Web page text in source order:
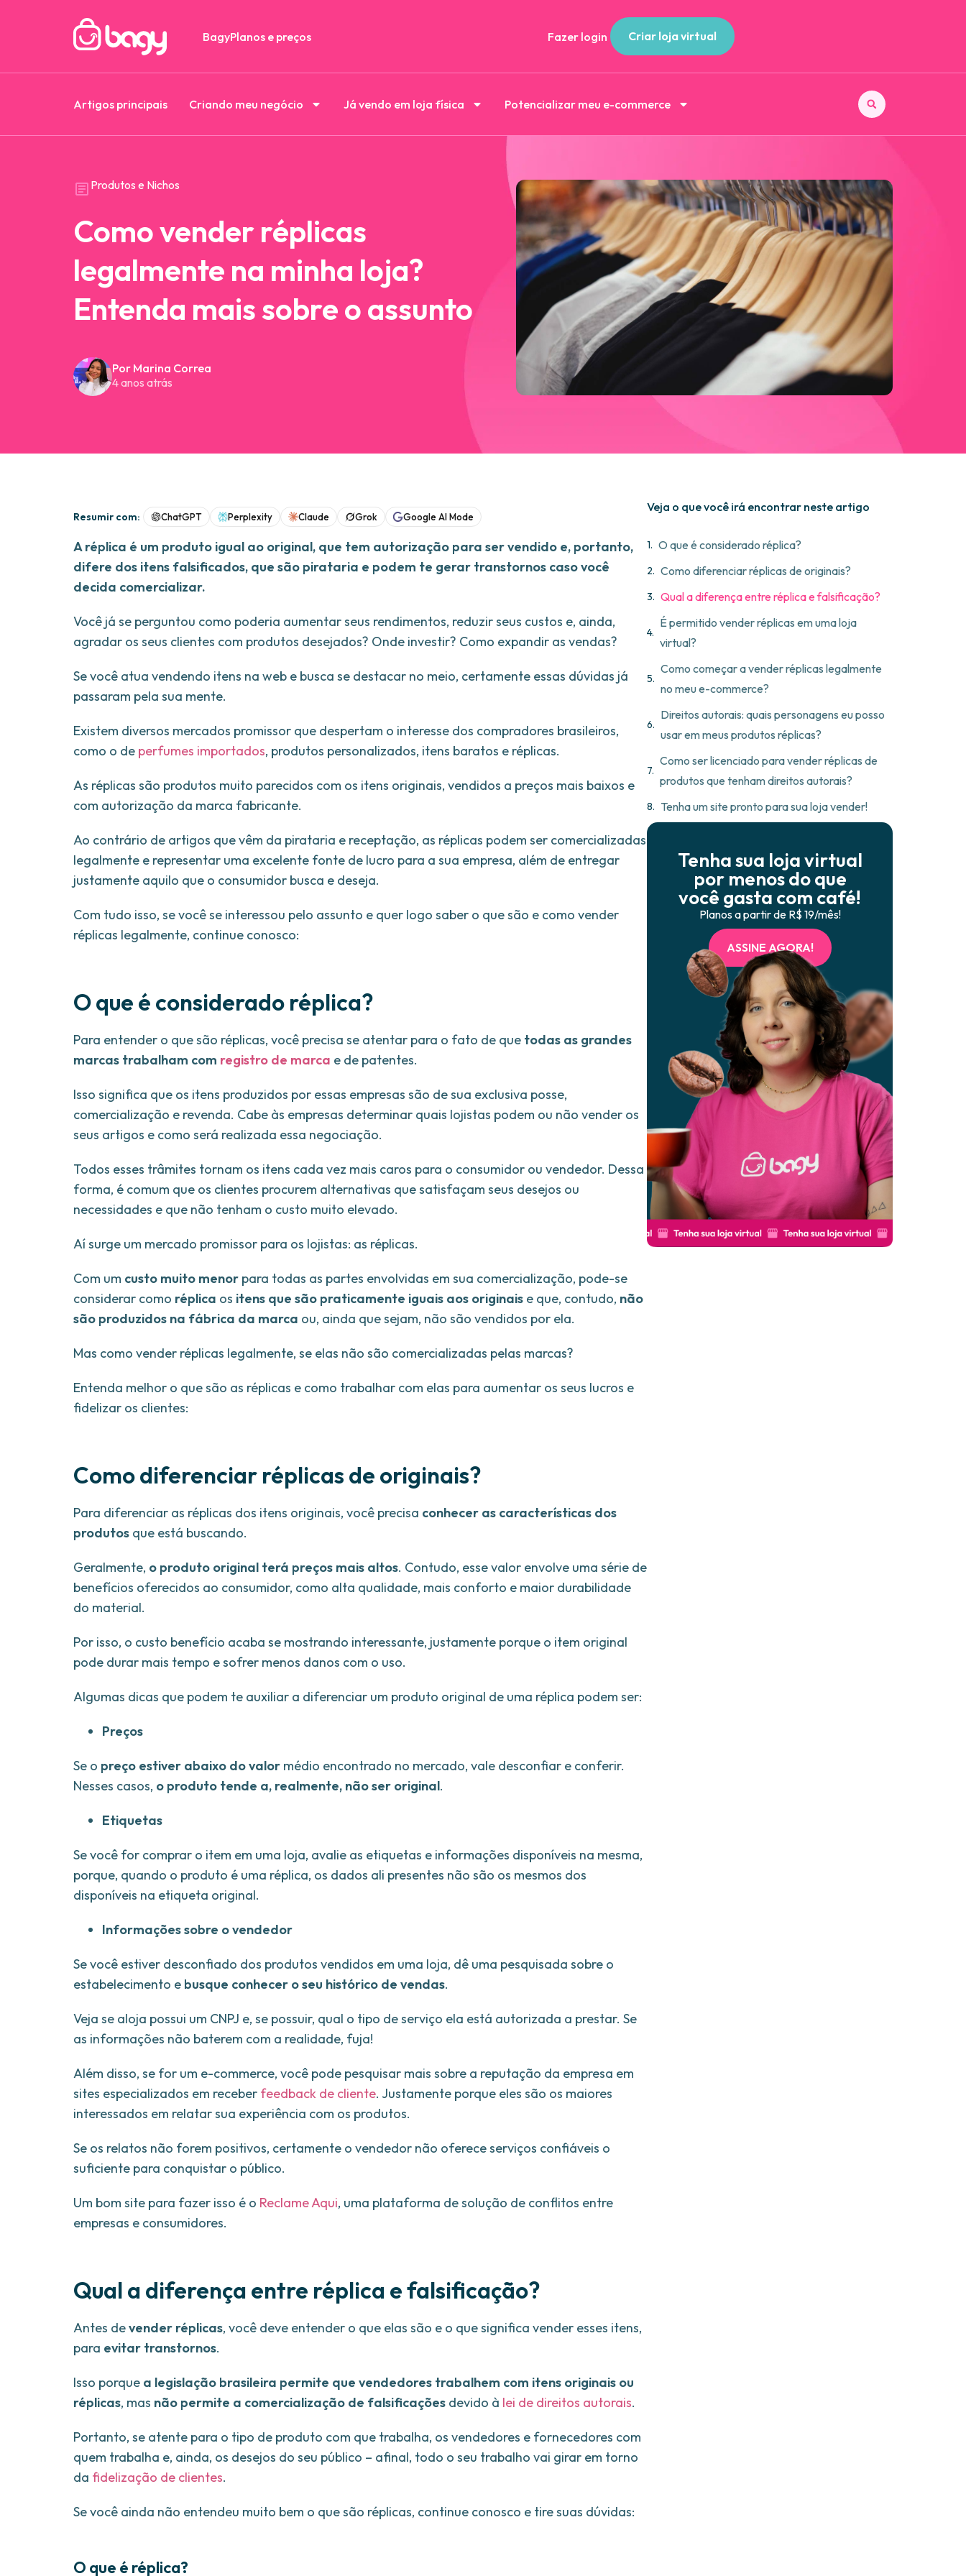
BagyPlanos e preços Fazer login Criar loja virtual
Artigos principais Criando meu negócio Já vendo em loja física Potencializar meu e-commerce
Produtos e Nichos
Como vender réplicas
legalmente na minha loja?
Entenda mais sobre o assunto
Por Marina Correa
4 anos atrás
Resumir com: ChatGPT Perplexity Claude Grok Google AI Mode
A réplica é um produto igual ao original, que tem autorização para ser vendido e, portanto,
difere dos itens falsificados, que são pirataria e podem te gerar transtornos caso você
decida comercializar.
Você já se perguntou como poderia aumentar seus rendimentos, reduzir seus custos e, ainda,
agradar os seus clientes com produtos desejados? Onde investir? Como expandir as vendas?
Se você atua vendendo itens na web e busca se destacar no meio, certamente essas dúvidas já
passaram pela sua mente.
Existem diversos mercados promissor que despertam o interesse dos compradores brasileiros,
como o de perfumes importados, produtos personalizados, itens baratos e réplicas.
As réplicas são produtos muito parecidos com os itens originais, vendidos a preços mais baixos e
com autorização da marca fabricante.
Ao contrário de artigos que vêm da pirataria e receptação, as réplicas podem ser comercializadas
legalmente e representar uma excelente fonte de lucro para a sua empresa, além de entregar
justamente aquilo que o consumidor busca e deseja.
Com tudo isso, se você se interessou pelo assunto e quer logo saber o que são e como vender
réplicas legalmente, continue conosco:
O que é considerado réplica?
Para entender o que são réplicas, você precisa se atentar para o fato de que todas as grandes
marcas trabalham com registro de marca e de patentes.
Isso significa que os itens produzidos por essas empresas são de sua exclusiva posse,
comercialização e revenda. Cabe às empresas determinar quais lojistas podem ou não vender os
seus artigos e como será realizada essa negociação.
Todos esses trâmites tornam os itens cada vez mais caros para o consumidor ou vendedor. Dessa
forma, é comum que os clientes procurem alternativas que satisfaçam seus desejos ou
necessidades e que não tenham o custo muito elevado.
Aí surge um mercado promissor para os lojistas: as réplicas.
Com um custo muito menor para todas as partes envolvidas em sua comercialização, pode-se
considerar como réplica os itens que são praticamente iguais aos originais e que, contudo, não
são produzidos na fábrica da marca ou, ainda que sejam, não são vendidos por ela.
Mas como vender réplicas legalmente, se elas não são comercializadas pelas marcas?
Entenda melhor o que são as réplicas e como trabalhar com elas para aumentar os seus lucros e
fidelizar os clientes:
Como diferenciar réplicas de originais?
Para diferenciar as réplicas dos itens originais, você precisa conhecer as características dos
produtos que está buscando.
Geralmente, o produto original terá preços mais altos. Contudo, esse valor envolve uma série de
benefícios oferecidos ao consumidor, como alta qualidade, mais conforto e maior durabilidade
do material.
Por isso, o custo benefício acaba se mostrando interessante, justamente porque o item original
pode durar mais tempo e sofrer menos danos com o uso.
Algumas dicas que podem te auxiliar a diferenciar um produto original de uma réplica podem ser:
Preços
Se o preço estiver abaixo do valor médio encontrado no mercado, vale desconfiar e conferir.
Nesses casos, o produto tende a, realmente, não ser original.
Etiquetas
Se você for comprar o item em uma loja, avalie as etiquetas e informações disponíveis na mesma,
porque, quando o produto é uma réplica, os dados ali presentes não são os mesmos dos
disponíveis na etiqueta original.
Informações sobre o vendedor
Se você estiver desconfiado dos produtos vendidos em uma loja, dê uma pesquisada sobre o
estabelecimento e busque conhecer o seu histórico de vendas.
Veja se aloja possui um CNPJ e, se possuir, qual o tipo de serviço ela está autorizada a prestar. Se
as informações não baterem com a realidade, fuja!
Além disso, se for um e-commerce, você pode pesquisar mais sobre a reputação da empresa em
sites especializados em receber feedback de cliente. Justamente porque eles são os maiores
interessados em relatar sua experiência com os produtos.
Se os relatos não forem positivos, certamente o vendedor não oferece serviços confiáveis o
suficiente para conquistar o público.
Um bom site para fazer isso é o Reclame Aqui, uma plataforma de solução de conflitos entre
empresas e consumidores.
Qual a diferença entre réplica e falsificação?
Antes devender réplicas, você deve entender o que elas são e o que significa vender esses itens,
para evitar transtornos.
Isso porque a legislação brasileira permite que vendedores trabalhem com itens originais ou
réplicas, mas não permite a comercialização de falsificações devido à lei de direitos autorais.
Portanto, se atente para o tipo de produto com que trabalha, os vendedores e fornecedores com
quem trabalha e, ainda, os desejos do seu público – afinal, todo o seu trabalho vai girar em torno
da fidelização de clientes.
Se você ainda não entendeu muito bem o que são réplicas, continue conosco e tire suas dúvidas:
O que é réplica?
Veja o que você irá encontrar neste artigo
O que é considerado réplica?
Como diferenciar réplicas de originais?
Qual a diferença entre réplica e falsificação?
É permitido vender réplicas em uma loja
virtual?
Como começar a vender réplicas legalmente
no meu e-commerce?
Direitos autorais: quais personagens eu posso
usar em meus produtos réplicas?
Como ser licenciado para vender réplicas de
produtos que tenham direitos autorais?
Tenha um site pronto para sua loja vender!
Tenha sua loja virtual
por menos do que
você gasta com café!
Planos a partir de R$ 19/mês!
ASSINE AGORA!